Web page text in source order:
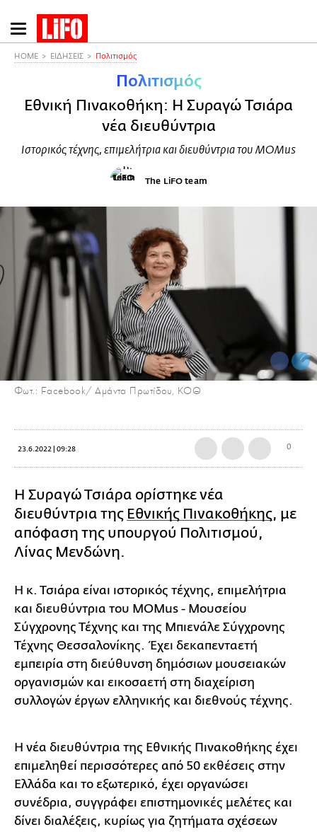
Παράκαμψη
προς
HOME ΕΙΔΗΣΕΙΣ Πολιτισμός
Πολιτισμός
Εθνική Πινακοθήκη: Η Συραγώ Τσιάρα
νέα διευθύντρια
Ιστορικός τέχνης, επιμελήτρια και διευθύντρια του ΜΟΜus
The LiFO team
Φωτ.: Facebook/ Αμάντα Πρωτίδου, ΚΟΘ
23.6.2022 | 09:28 0
Η Συραγώ Τσιάρα ορίστηκε νέα
διευθύντρια της Εθνικής Πινακοθήκης, με
απόφαση της υπουργού Πολιτισμού,
Λίνας Μενδώνη.
Η κ. Τσιάρα είναι ιστορικός τέχνης, επιμελήτρια
και διευθύντρια του ΜΟΜus - Μουσείου
Σύγχρονης Τέχνης και της Μπιενάλε Σύγχρονης
Τέχνης Θεσσαλονίκης. Έχει δεκαπενταετή
εμπειρία στη διεύθυνση δημόσιων μουσειακών
οργανισμών και εικοσαετή στη διαχείριση
συλλογών έργων ελληνικής και διεθνούς τέχνης.
Η νέα διευθύντρια της Εθνικής Πινακοθήκης έχει
επιμεληθεί περισσότερες από 50 εκθέσεις στην
Ελλάδα και το εξωτερικό, έχει οργανώσει
συνέδρια, συγγράφει επιστημονικές μελέτες και
δίνει διαλέξεις, κυρίως για ζητήματα σχέσεων